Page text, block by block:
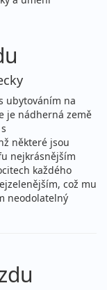
ubytováním na
je nádherná země
některé jsou
nejkrásnějším
každého
což mu
neodolatelný